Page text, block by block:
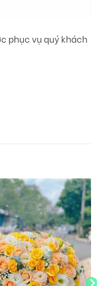
phục vụ quý khách